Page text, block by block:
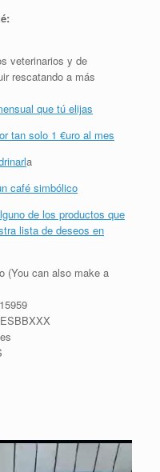
veterinarios y de
rescatando a más
que tú elijas
tan solo 1 €uro al mes
a
café simbólico
de los productos que
lista de deseos en
(You can also make a